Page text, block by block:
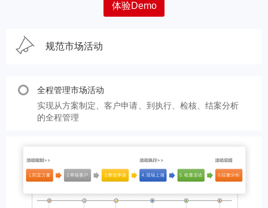
体验Demo
规范市场活动
全程管理市场活动
实现从方案制定、客户申请、到执行、检核、结案分析
的全程管理